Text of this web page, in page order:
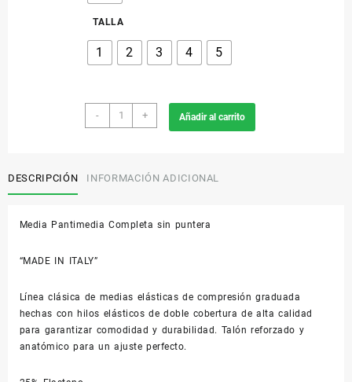
TALLA
1 2 3 4 5
-
880A
Pantimedia
mmHg
cantidad
+ Añadir al carrito
DESCRIPCIÓN INFORMACIÓN ADICIONAL
Media Pantimedia Completa sin puntera
“MADE IN ITALY”
Línea clásica de medias elásticas de compresión graduada
hechas con hilos elásticos de doble cobertura de alta calidad
para garantizar comodidad y durabilidad. Talón reforzado y
anatómico para un ajuste perfecto.